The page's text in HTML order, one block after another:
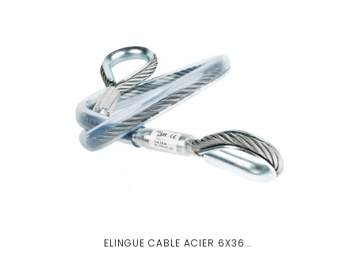
ELINGUE CABLE ACIER 6X36...